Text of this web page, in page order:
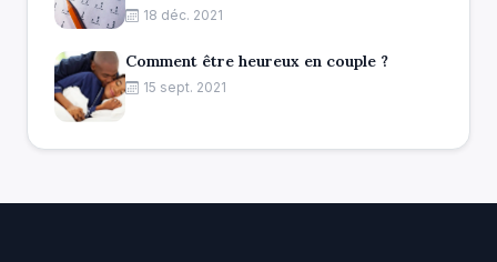
18 déc. 2021
Comment être heureux en couple ?
15 sept. 2021